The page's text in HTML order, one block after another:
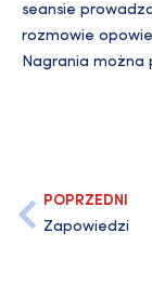
seansie
rozmowie
Nagrania można
POPRZEDNI
Zapowiedzi